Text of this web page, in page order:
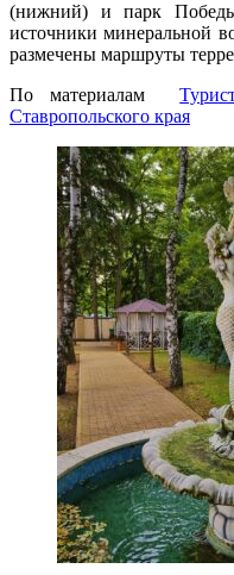
(нижний) и парк
источники минеральной
размечены маршруты
По материалам
Ставропольского края